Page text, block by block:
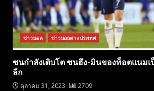
ข่าวบอล ข่าวบอลต่างประเทศ
ซนกำลังเติบโต ซนฮึง-มินของท็อตแนมเ
ลีก
ตุลาคม 31, 2023 2709